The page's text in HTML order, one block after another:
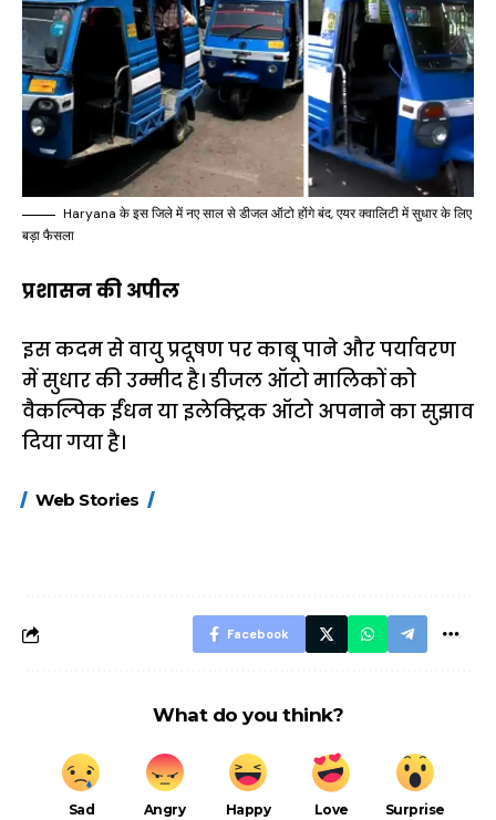
Haryana के इस जिले में नए साल से डीजल ऑटो होंगे बंद, एयर क्वालिटी में सुधार के लिए
बड़ा फैसला
प्रशासन की अपील
इस कदम से वायु प्रदूषण पर काबू पाने और पर्यावरण
में सुधार की उम्मीद है। डीजल ऑटो मालिकों को
वैकल्पिक ईंधन या इलेक्ट्रिक ऑटो अपनाने का सुझाव
दिया गया है।
Web Stories
FASTag के ये नए
Facebook
What do you think?
Sad Angry Happy Love Surprise